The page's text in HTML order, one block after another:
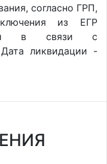
согласно ГРП,
из ЕГР
в связи с
Дата ликвидации -